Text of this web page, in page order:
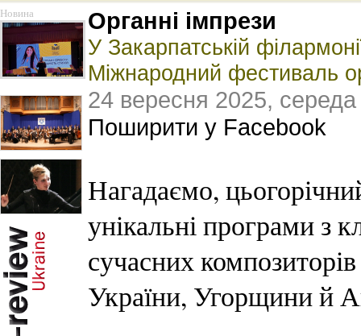
Новина Органні імпрези
У Закарпатській
Міжнародний фестиваль
24 вересня 2025, середа
Поширити у Facebook
Нагадаємо,
унікальні програми з
сучасних
України, Угорщини й